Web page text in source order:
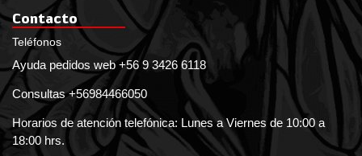
Contacto
Teléfonos
Ayuda pedidos web +56 9 3426 6118
Consultas +56984466050
Horarios de atención telefónica: Lunes a Viernes de 10:00 a
18:00 hrs.